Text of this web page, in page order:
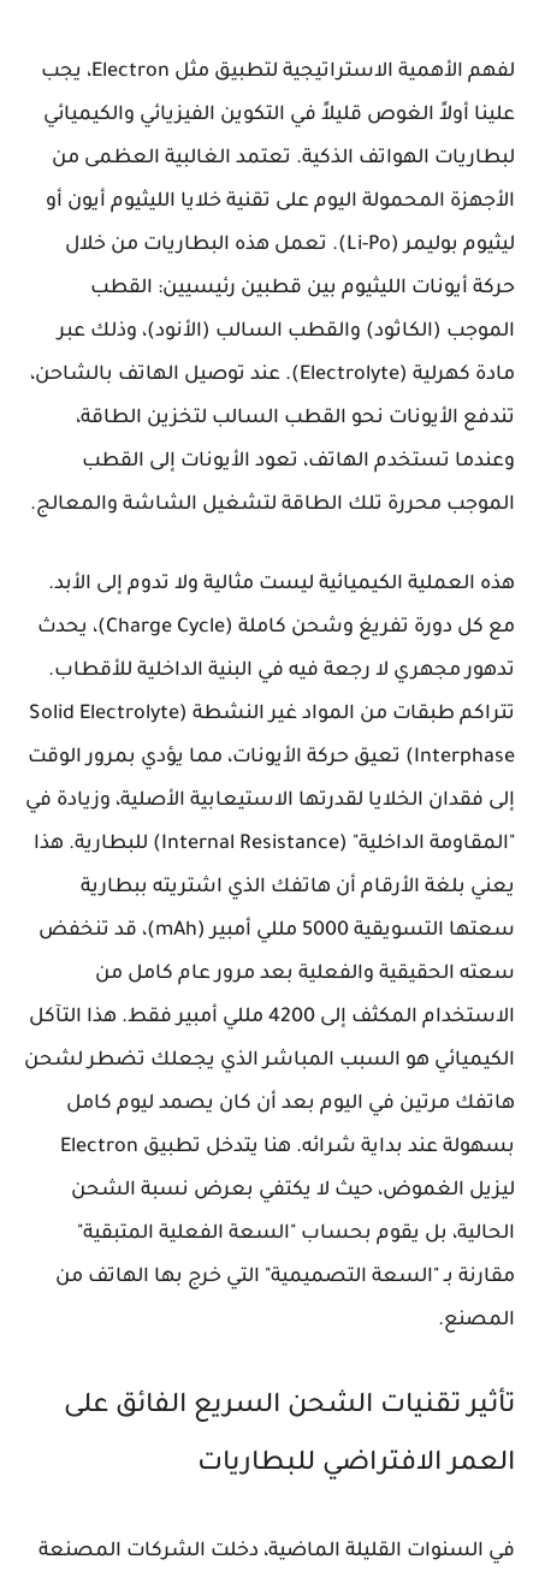
لفهم الأهمية الاستراتيجية لتطبيق مثل Electron، يجب
علينا أولاً الغوص قليلاً في التكوين الفيزيائي والكيميائي
لبطاريات الهواتف الذكية. تعتمد الغالبية العظمى من
الأجهزة المحمولة اليوم على تقنية خلايا الليثيوم أيون أو
ليثيوم بوليمر (Li-Po). تعمل هذه البطاريات من خلال
حركة أيونات الليثيوم بين قطبين رئيسيين: القطب
الموجب (الكاثود) والقطب السالب (الأنود)، وذلك عبر
مادة كهرلية (Electrolyte). عند توصيل الهاتف بالشاحن،
تندفع الأيونات نحو القطب السالب لتخزين الطاقة،
وعندما تستخدم الهاتف، تعود الأيونات إلى القطب
الموجب محررة تلك الطاقة لتشغيل الشاشة والمعالج.
هذه العملية الكيميائية ليست مثالية ولا تدوم إلى الأبد.
مع كل دورة تفريغ وشحن كاملة (Charge Cycle)، يحدث
تدهور مجهري لا رجعة فيه في البنية الداخلية للأقطاب.
تتراكم طبقات من المواد غير النشطة (Solid Electrolyte
Interphase) تعيق حركة الأيونات، مما يؤدي بمرور الوقت
إلى فقدان الخلايا لقدرتها الاستيعابية الأصلية، وزيادة في
"المقاومة الداخلية" (Internal Resistance) للبطارية. هذا
يعني بلغة الأرقام أن هاتفك الذي اشتريته ببطارية
سعتها التسويقية 5000 مللي أمبير (mAh)، قد تنخفض
سعته الحقيقية والفعلية بعد مرور عام كامل من
الاستخدام المكثف إلى 4200 مللي أمبير فقط. هذا التآكل
الكيميائي هو السبب المباشر الذي يجعلك تضطر لشحن
هاتفك مرتين في اليوم بعد أن كان يصمد ليوم كامل
بسهولة عند بداية شرائه. هنا يتدخل تطبيق Electron
ليزيل الغموض، حيث لا يكتفي بعرض نسبة الشحن
الحالية، بل يقوم بحساب "السعة الفعلية المتبقية"
مقارنة بـ "السعة التصميمية" التي خرج بها الهاتف من
المصنع.
تأثير تقنيات الشحن السريع الفائق على
العمر الافتراضي للبطاريات
في السنوات القليلة الماضية، دخلت الشركات المصنعة